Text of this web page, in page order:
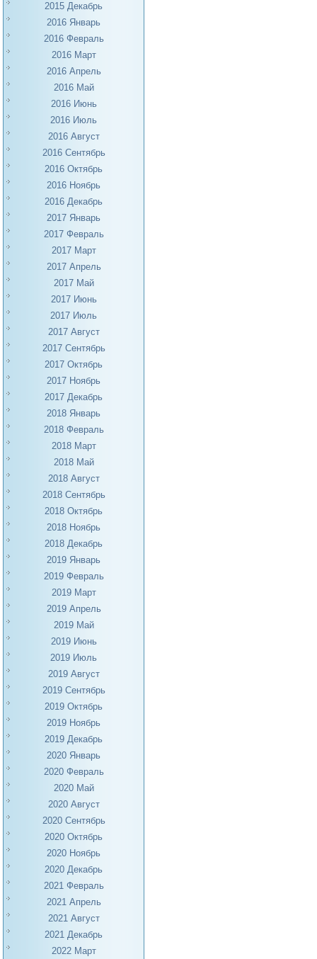
2015 Декабрь
2016 Январь
2016 Февраль
2016 Март
2016 Апрель
2016 Май
2016 Июнь
2016 Июль
2016 Август
2016 Сентябрь
2016 Октябрь
2016 Ноябрь
2016 Декабрь
2017 Январь
2017 Февраль
2017 Март
2017 Апрель
2017 Май
2017 Июнь
2017 Июль
2017 Август
2017 Сентябрь
2017 Октябрь
2017 Ноябрь
2017 Декабрь
2018 Январь
2018 Февраль
2018 Март
2018 Май
2018 Август
2018 Сентябрь
2018 Октябрь
2018 Ноябрь
2018 Декабрь
2019 Январь
2019 Февраль
2019 Март
2019 Апрель
2019 Май
2019 Июнь
2019 Июль
2019 Август
2019 Сентябрь
2019 Октябрь
2019 Ноябрь
2019 Декабрь
2020 Январь
2020 Февраль
2020 Май
2020 Август
2020 Сентябрь
2020 Октябрь
2020 Ноябрь
2020 Декабрь
2021 Февраль
2021 Апрель
2021 Август
2021 Декабрь
2022 Март